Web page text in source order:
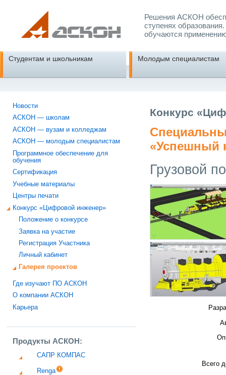
Решения АСКОН
ступенях
обучаются
Студентам и школьникам Молодым специалистам
Новости
АСКОН — школам
АСКОН — вузам и колледжам
АСКОН — молодым специалистам
Программное обеспечение для
обучения
Сертификация
Учебные материалы
Центры печати
Конкурс «Цифровой инженер»
Положение о конкурсе
Заявка на участие
Регистрация Участника
Личный кабинет
Галерея проектов
Где изучают ПО АСКОН
О компании АСКОН
Карьера
Продукты АСКОН:
САПР КОМПАС
Renga
Конкурс
«Успешный
Грузовой
Всего